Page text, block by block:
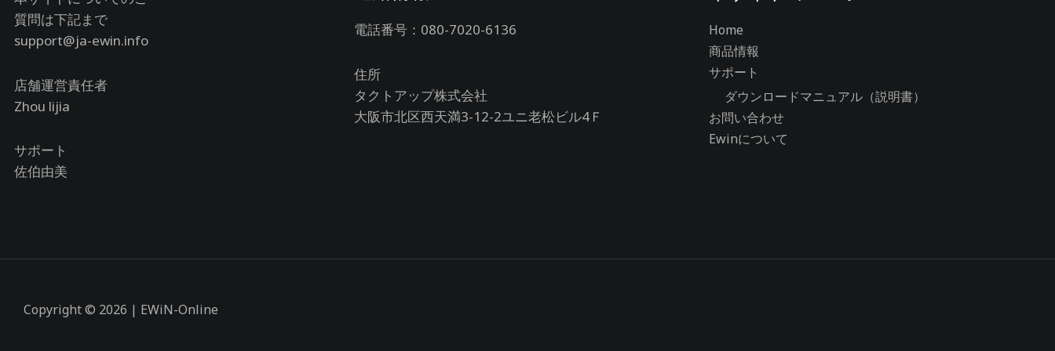
質問は下記まで
support@ja-ewin.info
店舗運営責任者
Zhou lijia
サポート
佐伯由美
電話番号：080-7020-6136
住所
タクトアップ株式会社
大阪市北区西天満3-12-2ユニ老松ビル4Ｆ
Home
商品情報
サポート
ダウンロードマニュアル（説明書）
お問い合わせ
Ewinについて
Copyright © 2026 | EWiN-Online